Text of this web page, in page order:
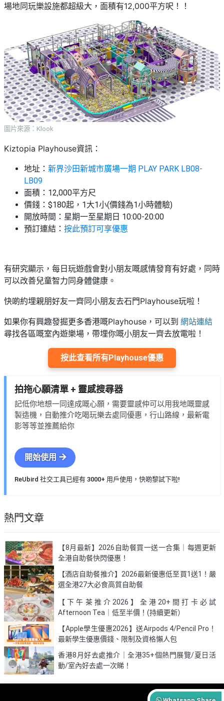
場地同玩樂設施都超級大，面積有12,000平方呎！！
圖片來源：Klook
Kiztopia Playhouse資訊：
地址： 新界沙田新城市廣場一期 PLAY PARK LB08-
LB09
面積：12,000平方尺
價錢：$180起，1大1小(價錢為1小時體驗)
開放時間：星期一至星期日 10:00-20:00
預訂連結： 按此預訂可享優惠
有研究顯示，每日玩遊戲會對小朋友嘅感情發育有好處，同時
可以改善兒童智力同身體健康。
快啲約埋親朋好友一齊同小朋友去石門Playhouse玩啦！
如果你有興趣發掘更多香港嘅Playhouse ，可以到 網站連結
尋找各區嘅室內遊樂場，帶埋你嘅小朋友一齊去放電啦！
按此查看所有Playhouse優惠
拍拖心願清單 + 靈感搜尋器
記低你地想一同達成嘅心願，需要靈感仲可以用我地嘅靈感
製造機，自動推介吃喝玩樂去處同優惠，行山路線，最新電
影等等並推薦給你
開始使用
ReUbird 社交工具已經有 3000+ 用戶使用，快啲黎試下啦!
熱門文章
【8月最新】2026自助餐買一送一合集｜每週更新
全港自助餐快閃優惠！
【酒店自助餐推介】2026最新優惠低至買1送1！嚴
選全港27大必食高質自助餐
【下午茶推介2026】全港20+間打卡必試
Afternoon Tea｜低至半價！(持續更新）
【Apple學生優惠2026】送Airpods 4/Pencil Pro！
最新學生優惠價錢、限制及資格懶人包
香港8月好去處推介｜全港35+個熱門展覽/夏日活
動/室內好去處一次睇！